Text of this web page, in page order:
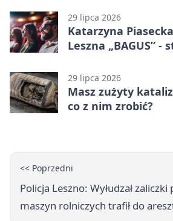
29 lipca 2026
Katarzyna
Leszna „BAGUS” -
29 lipca 2026
Masz zużyty
co z nim zrobić?
<< Poprzedni
Policja Leszno: Wyłudzał
maszyn rolniczych trafił do